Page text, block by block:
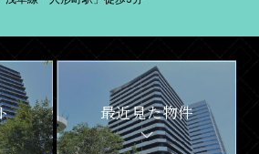
最近見た物件